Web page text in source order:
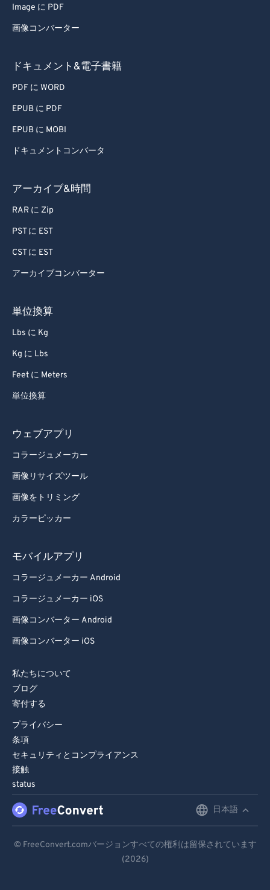
Image に PDF
画像コンバーター
ドキュメント&電子書籍
PDF に WORD
EPUB に PDF
EPUB に MOBI
ドキュメントコンバータ
アーカイブ&時間
RAR に Zip
PST に EST
CST に EST
アーカイブコンバーター
単位換算
Lbs に Kg
Kg に Lbs
Feet に Meters
単位換算
ウェブアプリ
コラージュメーカー
画像リサイズツール
画像をトリミング
カラーピッカー
モバイルアプリ
コラージュメーカー Android
コラージュメーカー iOS
画像コンバーター Android
画像コンバーター iOS
私たちについて
ブログ
寄付する
プライバシー
条項
セキュリティとコンプライアンス
接触
status
日本語
Español
© FreeConvert.comバージョンすべての権利は留保されています
(2026)